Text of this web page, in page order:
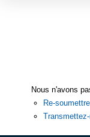
Nous n'avons
Re-